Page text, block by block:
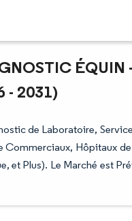
ÉQUIN -
- 2031)
de Laboratoire,
Commerciaux, Hôpitaux
et Plus). Le Marché est